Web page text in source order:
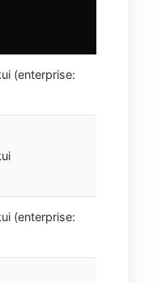
(enterprise:
(enterprise: